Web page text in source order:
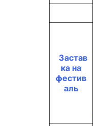
Застав
ка на
фестив
аль